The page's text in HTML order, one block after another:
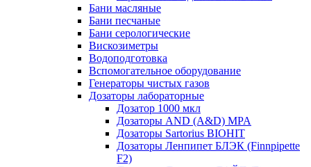
Бани масляные
Бани песчаные
Бани серологические
Вискозиметры
Водоподготовка
Вспомогательное оборудование
Генераторы чистых газов
Дозаторы лабораторные
Дозатор 1000 мкл
Дозаторы AND (A&D) MPA
Дозаторы Sartorius BIOHIT
Дозаторы Ленпипет БЛЭК (Finnpipette
F2)